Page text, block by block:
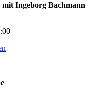
Ingeborg Bachmann